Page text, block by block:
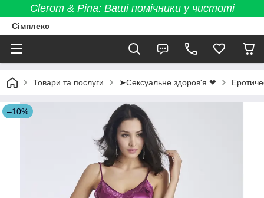
Clerom & Pina: Ваші помічники у чистоті
Сімплекс
Товари та послуги ➤Сексуальне здоров'я ❤
–10%